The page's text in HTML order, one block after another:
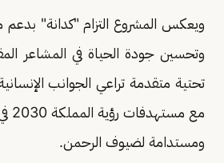
ويعكس المشروع التزام "كدانة"
وتحسين جودة الحياة في المشاعر
تحتية متقدمة تراعي الجوانب
ومستدامة لضيوف الرحمن.